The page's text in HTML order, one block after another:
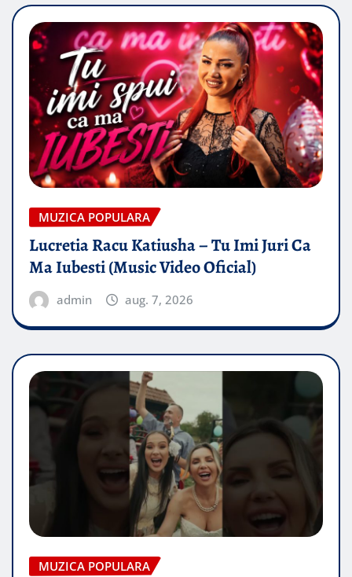
MUZICA POPULARA
Lucretia Racu Katiusha – Tu Imi Juri Ca
Ma Iubesti (Music Video Oficial)
admin aug. 7, 2026
MUZICA POPULARA